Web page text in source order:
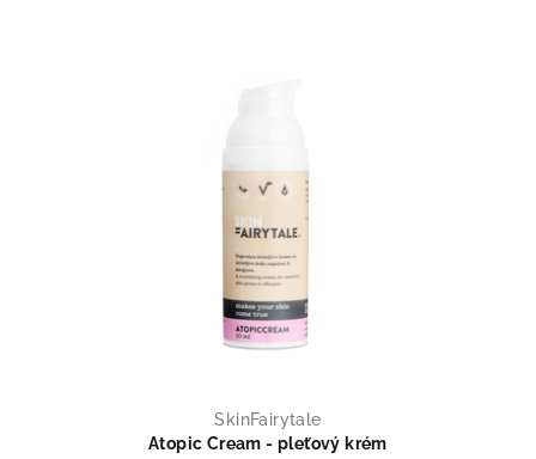
SkinFairytale
Atopic Cream - pleťový krém